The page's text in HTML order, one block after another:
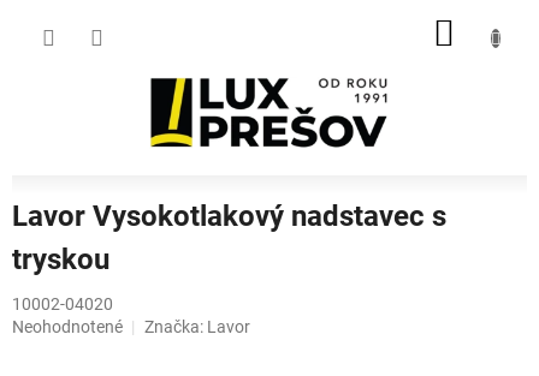
Lavor Vysokotlakový nadstavec s
tryskou
10002-04020
Priemerné
Neohodnotené Značka: Lavor